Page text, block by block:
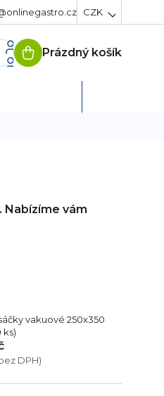
CZK
Nákupní
Prázdný košík
Nabízíme vám
vakuové 250x350
ks)
DPH)